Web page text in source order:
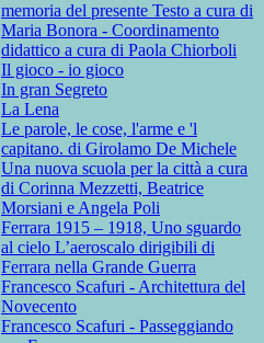
memoria del presente Testo a cura di
Maria Bonora - Coordinamento
didattico a cura di Paola Chiorboli
Il gioco - io gioco
In gran Segreto
La Lena
Le parole, le cose, l'arme e 'l
capitano. di Girolamo De Michele
Una nuova scuola per la città a cura
di Corinna Mezzetti, Beatrice
Morsiani e Angela Poli
Ferrara 1915 – 1918, Uno sguardo
al cielo L’aeroscalo dirigibili di
Ferrara nella Grande Guerra
Francesco Scafuri - Architettura del
Novecento
Francesco Scafuri - Passeggiando